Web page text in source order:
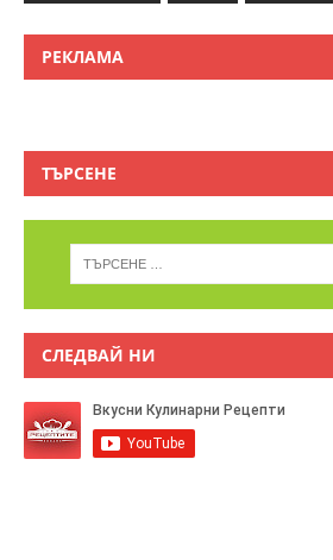
РЕКЛАМА
ТЪРСЕНЕ
СЛЕДВАЙ НИ